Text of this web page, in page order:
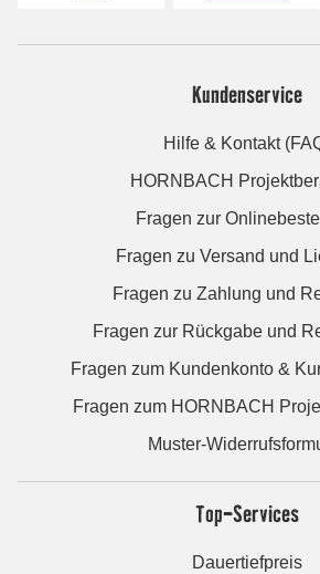
Kundenservice
Hilfe & Kontakt
HORNBACH
Fragen zur
Fragen zu Versand und
Fragen zu Zahlung und
Fragen zur Rückgabe und
Fragen zum Kundenkonto &
Fragen zum HORNBACH
Muster-
Top-Services
Dauertiefpreis